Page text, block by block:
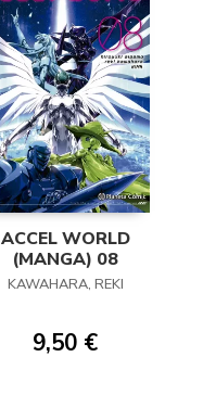
ACCEL WORLD
(MANGA) 08
KAWAHARA, REKI
9,50 €